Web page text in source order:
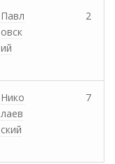
Павл
овск
ий
2
Нико
лаев
ский
7